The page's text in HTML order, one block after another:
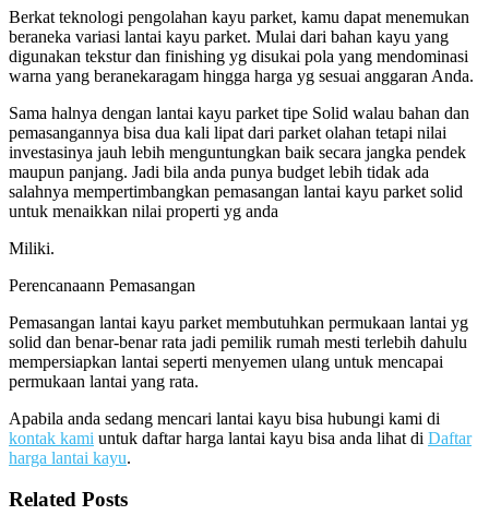
Berkat teknologi pengolahan kayu parket, kamu dapat menemukan
beraneka variasi lantai kayu parket. Mulai dari bahan kayu yang
digunakan tekstur dan finishing yg disukai pola yang mendominasi
warna yang beranekaragam hingga harga yg sesuai anggaran Anda.
Sama halnya dengan lantai kayu parket tipe Solid walau bahan dan
pemasangannya bisa dua kali lipat dari parket olahan tetapi nilai
investasinya jauh lebih menguntungkan baik secara jangka pendek
maupun panjang. Jadi bila anda punya budget lebih tidak ada
salahnya mempertimbangkan pemasangan lantai kayu parket solid
untuk menaikkan nilai properti yg anda
Miliki.
Perencanaann Pemasangan
Pemasangan lantai kayu parket membutuhkan permukaan lantai yg
solid dan benar-benar rata jadi pemilik rumah mesti terlebih dahulu
mempersiapkan lantai seperti menyemen ulang untuk mencapai
permukaan lantai yang rata.
Apabila anda sedang mencari lantai kayu bisa hubungi kami di
kontak kami untuk daftar harga lantai kayu bisa anda lihat di Daftar
harga lantai kayu.
Related Posts